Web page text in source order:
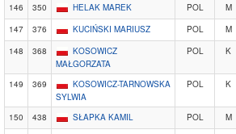
146
350 HELAK MAREK POL M
147
376 KUCIŃSKI MARIUSZ POL M
148
368
KOSOWICZ
MAŁGORZATA
POL K
149 369
KOSOWICZ-TARNOWSKA
SYLWIA
POL K
150 438 SŁAPKA KAMIL POL M